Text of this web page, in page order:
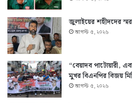
জুলাইয়ের শহীদদের
আগস্ট ৫, ২০২৬
“বেয়াদব পাটোয়ারী,
মুখর বিএনপির বিজয়
আগস্ট ৫, ২০২৬